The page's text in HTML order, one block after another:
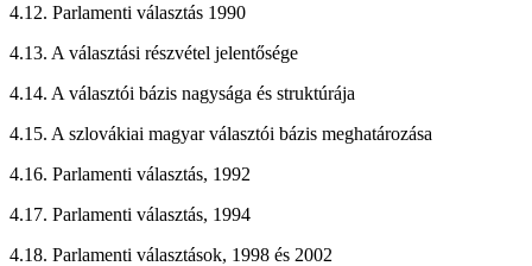
4.12. Parlamenti választás 1990
4.13. A választási részvétel jelentősége
4.14. A választói bázis nagysága és struktúrája
4.15. A szlovákiai magyar választói bázis meghatározása
4.16. Parlamenti választás, 1992
4.17. Parlamenti választás, 1994
4.18. Parlamenti választások, 1998 és 2002